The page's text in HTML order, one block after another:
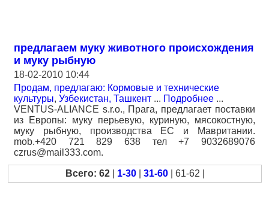
предлагаем муку животного происхождения
и муку рыбную
18-02-2010 10:44
Продам, предлагаю: Кормовые и технические
культуры, Узбекистан, Ташкент ... Подробнее ...
VENTUS-ALIANCE s.r.o., Прага, предлагает поставки
из Европы: муку перьевую, куриную, мясокостную,
муку рыбную, производства ЕС и Мавритании.
mob.+420 721 829 638 тел +7 9032689076
czrus@mail333.com.
Всего: 62| 1-30| 31-60| 61-62 |